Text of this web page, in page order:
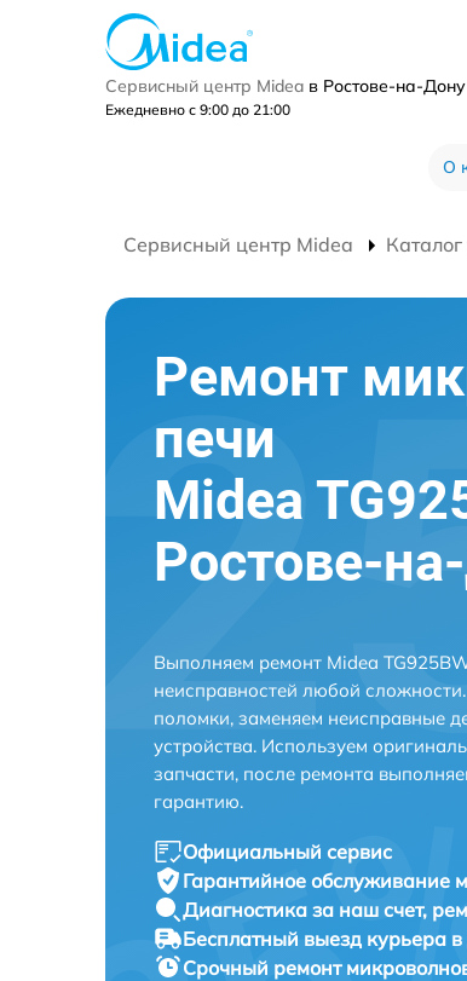
Сервисный центр Midea в Ростове-на-Дону
Ежедневно с 9:00 до 21:00
О
Сервисный центр Midea Каталог
Ремонт
печи
Midea
Ростове-
Выполняем ремонт Midea
неисправностей любой
поломки, заменяем неисправные
устройства. Используем
запчасти, после ремонта
гарантию.
Официальный сервис
Гарантийное обслуживание
Диагностика за наш счет,
Бесплатный выезд курьера
Срочный ремонт